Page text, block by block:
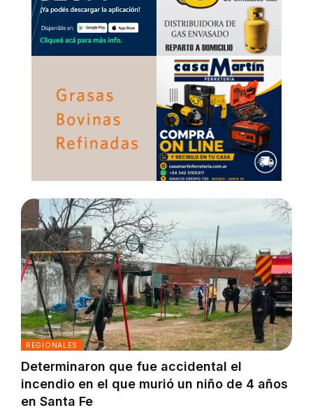
REGIONALES
Determinaron que fue accidental el
incendio en el que murió un niño de 4 años
en Santa Fe